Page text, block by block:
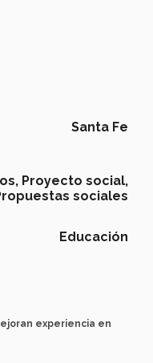
Santa Fe
Proyecto social,
sociales
Educación
experiencia en